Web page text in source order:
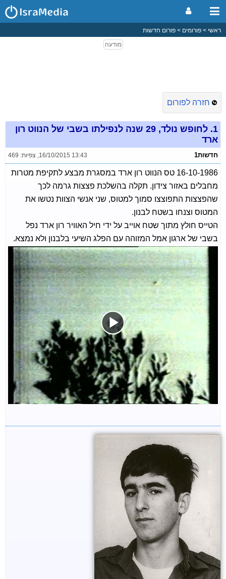
ראשי פורומים פורום חדשות
חזרה לפורום
1.
לחופש נולד, 29 שנה לנפילתו בשבי של הנווט רון
ארד
חדשות1 16/10/2015 13:43
, צפיות: 469
16-10-1986 טס הנווט רון ארד במסגרת מבצע לתקיפת מטרות
מחבלים באזור צידון. תקלה בהשלכת פצצות גרמה לכך
שהפצצות התפוצצו סמוך למטוס, שני אנשי הצוות נטשו את
המטוס וצנחו בשטח לבנון.
הטייס חולץ מתוך שטח אוייב על ידי חיל האוויר רון ארד נפל
בשבי של ארגון אמל המזוהה עם הפלג השיעי בלבנון ולא נמצא.